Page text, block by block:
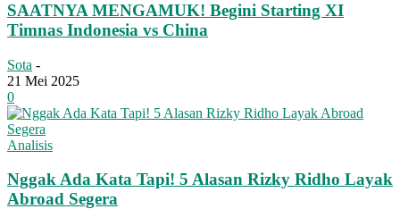
SAATNYA MENGAMUK! Begini Starting XI
Timnas Indonesia vs China
Sota -
21 Mei 2025
0
Analisis
Nggak Ada Kata Tapi! 5 Alasan Rizky Ridho Layak
Abroad Segera